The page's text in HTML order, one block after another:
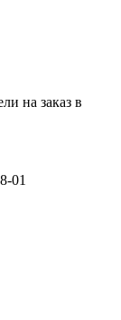
на заказ в
01